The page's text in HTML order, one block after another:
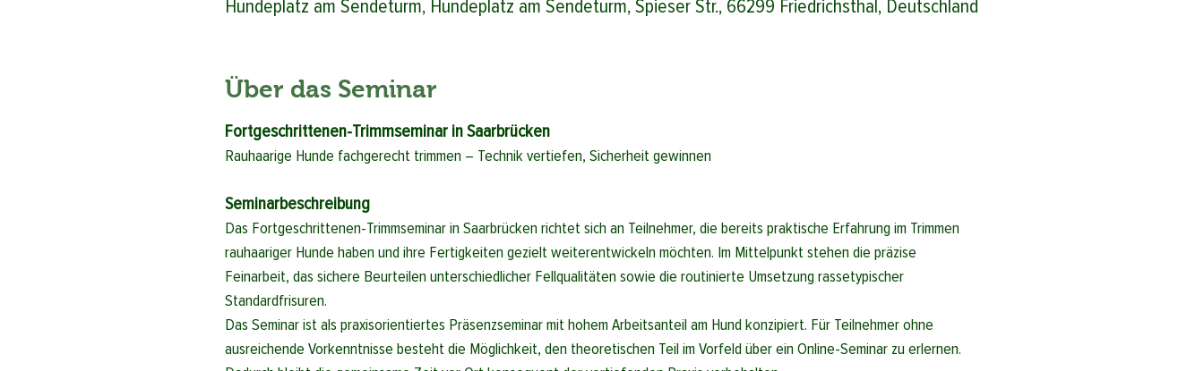
Hundeplatz am Sendeturm, Hundeplatz am Sendeturm, Spieser Str., 66299 Friedrichsthal, Deutschland
Über das Seminar
Fortgeschrittenen-Trimmseminar in Saarbrücken
Rauhaarige Hunde fachgerecht trimmen – Technik vertiefen, Sicherheit gewinnen
Seminarbeschreibung
Das Fortgeschrittenen-Trimmseminar in Saarbrücken richtet sich an Teilnehmer, die bereits praktische Erfahrung im Trimmen
rauhaariger Hunde haben und ihre Fertigkeiten gezielt weiterentwickeln möchten. Im Mittelpunkt stehen die präzise
Feinarbeit, das sichere Beurteilen unterschiedlicher Fellqualitäten sowie die routinierte Umsetzung rassetypischer
Standardfrisuren.
Das Seminar ist als praxisorientiertes Präsenzseminar mit hohem Arbeitsanteil am Hund konzipiert. Für Teilnehmer ohne
ausreichende Vorkenntnisse besteht die Möglichkeit, den theoretischen Teil im Vorfeld über ein Online-Seminar zu erlernen.